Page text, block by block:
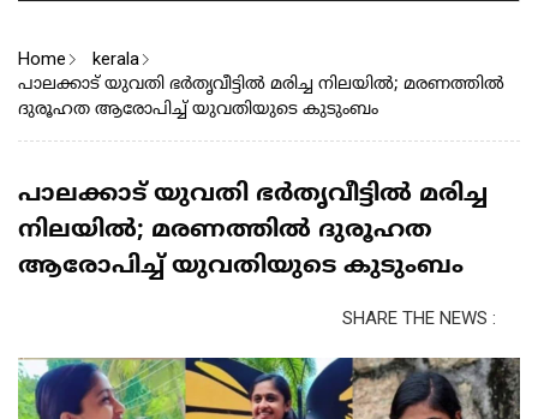
Home kerala
പാലക്കാട് യുവതി ഭര്‍തൃവീട്ടിൽ മരിച്ച നിലയിൽ; മരണത്തിൽ
ദുരൂഹത ആരോപിച്ച് യുവതിയുടെ കുടുംബം
പാലക്കാട് യുവതി ഭര്‍തൃവീട്ടിൽ മരിച്ച
നിലയിൽ; മരണത്തിൽ ദുരൂഹത
ആരോപിച്ച് യുവതിയുടെ കുടുംബം
SHARE THE NEWS :